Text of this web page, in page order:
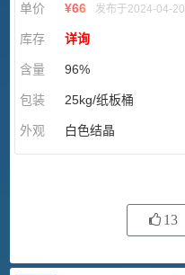
单价 ¥66 发布于2024-04-20
库存 详询
含量 96%
包装 25kg/纸板桶
外观 白色结晶
13